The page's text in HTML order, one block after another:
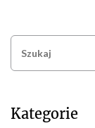
Kategorie